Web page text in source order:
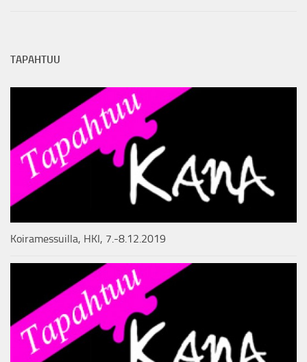
TAPAHTUU
Koiramessuilla, HKI, 7.-8.12.2019